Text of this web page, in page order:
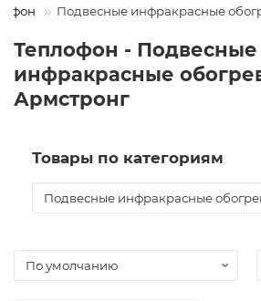
Подвесные инфракрасные
Теплофон - Подвесные
инфракрасные
Армстронг
Товары по категориям